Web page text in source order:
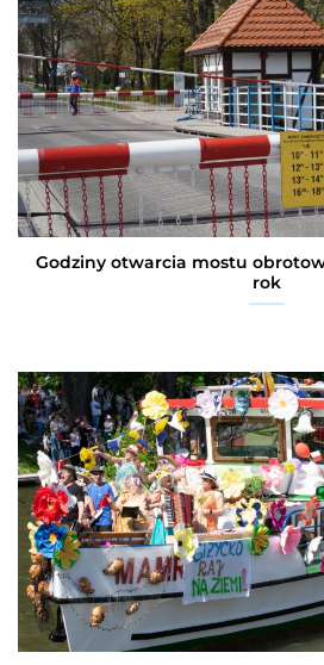
Godziny otwarcia mostu
rok